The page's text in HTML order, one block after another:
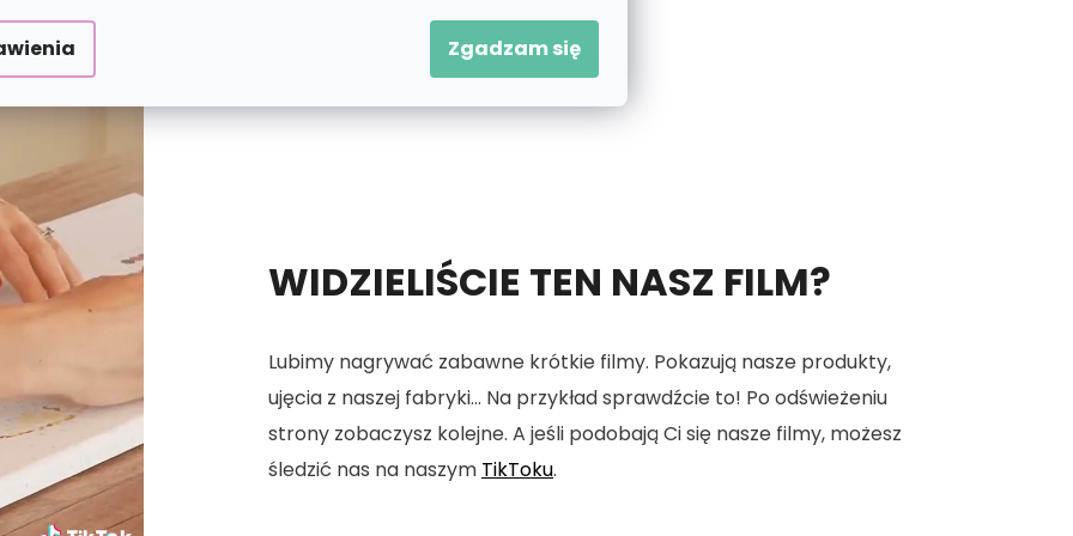
Zgadzam się
WIDZIELIŚCIE TEN NASZ FILM?
Lubimy nagrywać zabawne krótkie filmy. Pokazują nasze produkty,
ujęcia z naszej fabryki... Na przykład sprawdźcie to! Po odświeżeniu
strony zobaczysz kolejne. A jeśli podobają Ci się nasze filmy, możesz
śledzić nas na naszym TikToku.